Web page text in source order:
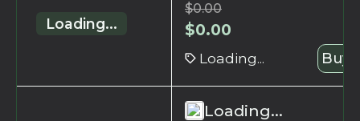
Loading...
$0.00
$0.00
Loading... Buy
Loading...